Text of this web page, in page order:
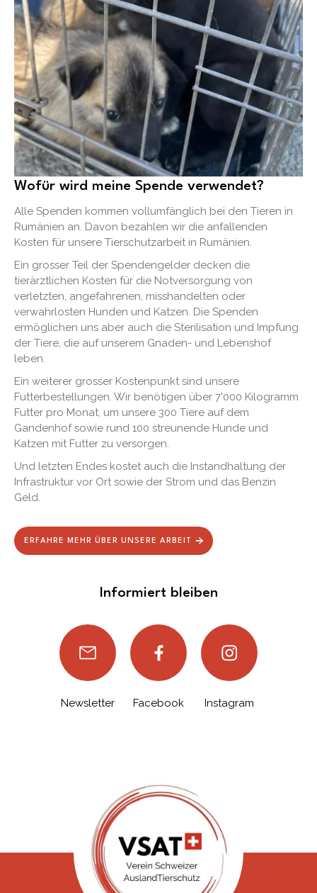
Wofür wird meine Spende verwendet?
Alle Spenden kommen vollumfänglich bei den Tieren in
Rumänien an. Davon bezahlen wir die anfallenden
Kosten für unsere Tierschutzarbeit in Rumänien.
Ein grosser Teil der Spendengelder decken die
tierärztlichen Kosten für die Notversorgung von
verletzten, angefahrenen, misshandelten oder
verwahrlosten Hunden und Katzen. Die Spenden
ermöglichen uns aber auch die Sterilisation und Impfung
der Tiere, die auf unserem Gnaden- und Lebenshof
leben.
Ein weiterer grosser Kostenpunkt sind unsere
Futterbestellungen. Wir benötigen über 7'000 Kilogramm
Futter pro Monat, um unsere 300 Tiere auf dem
Gandenhof sowie rund 100 streunende Hunde und
Katzen mit Futter zu versorgen.
Und letzten Endes kostet auch die Instandhaltung der
Infrastruktur vor Ort sowie der Strom und das Benzin
Geld.
ERFAHRE MEHR ÜBER UNSERE ARBEIT
Informiert bleiben
Newsletter Facebook Instagram